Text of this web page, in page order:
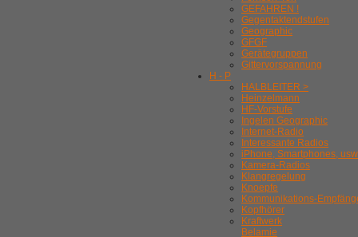
GEFAHREN !
Gegentaktendstufen
Geographic
GFGF
Gerätegruppen
Gittervorspannung
H - P
HALBLEITER >
Heinzelmann
HF-Vorstufe
Ingelen Geographic
Internet-Radio
Interessante Radios
iPhone, Smartphones,
Kamera-Radios
Klangregelung
Knoepfe
Kommunikations-
Kopfhörer
Kraftwerk
Belamie